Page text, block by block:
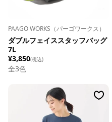
PAAGO WORKS（パーゴワークス）
ダブルフェイススタッフバッグ
7L
¥3,850(税込)
全3色